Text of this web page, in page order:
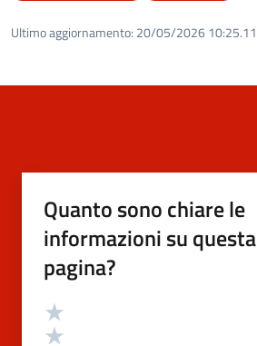
Ultimo aggiornamento: 20/05/2026 10:25.11
Quanto sono chiare le
informazioni su questa
pagina?
Valutazione